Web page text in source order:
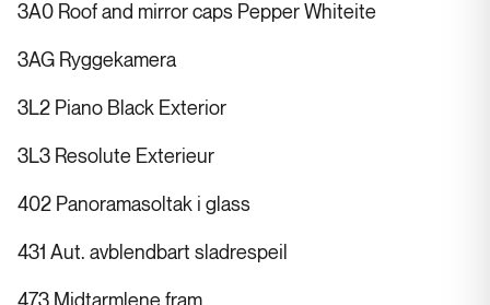
3A0 Roof and mirror caps Pepper Whiteite
3AG Ryggekamera
3L2 Piano Black Exterior
3L3 Resolute Exterieur
402 Panoramasoltak i glass
431 Aut. avblendbart sladrespeil